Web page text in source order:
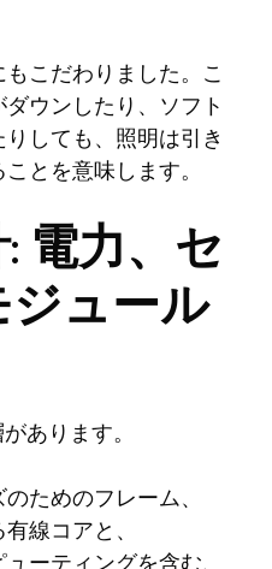
こだわりました。こ
ウンしたり、ソフト
しても、照明は引き
とを意味します。
電力、セ
ュール
あります。
ためのフレーム、
線コアと、